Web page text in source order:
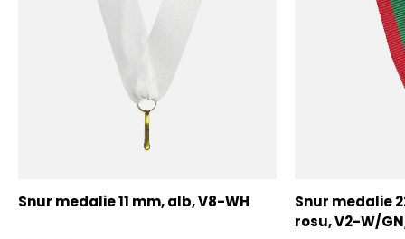
Snur medalie 11 mm, alb, V8-WH
Snur medalie
rosu, V2-W/